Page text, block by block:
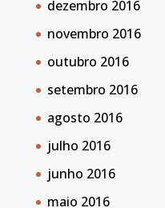
dezembro 2016
novembro 2016
outubro 2016
setembro 2016
agosto 2016
julho 2016
junho 2016
maio 2016